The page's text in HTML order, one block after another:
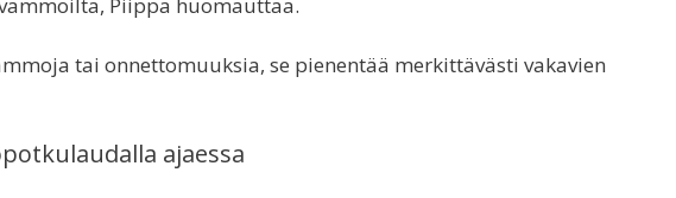
tai onnettomuuksia, se pienentää merkittävästi vakavien
ajaessa